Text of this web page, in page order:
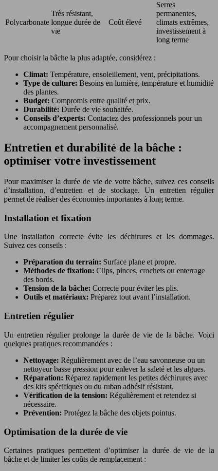
Polycarbonate
Très résistant,
longue durée de
vie
Coût élevé
Serres
permanentes,
climats extrêmes,
investissement à
long terme
Pour choisir la bâche la plus adaptée, considérez :
Climat: Température, ensoleillement, vent, précipitations.
Type de culture: Besoins en lumière, température et humidité
des plantes.
Budget: Compromis entre qualité et prix.
Durabilité: Durée de vie souhaitée.
Conseils d’experts: Contactez des professionnels pour un
accompagnement personnalisé.
Entretien et durabilité de la bâche :
optimiser votre investissement
Pour maximiser la durée de vie de votre bâche, suivez ces conseils
d’installation, d’entretien et de stockage. Un entretien régulier
permet de réaliser des économies importantes à long terme.
Installation et fixation
Une installation correcte évite les déchirures et les dommages.
Suivez ces conseils :
Préparation du terrain: Surface plane et propre.
Méthodes de fixation: Clips, pinces, crochets ou enterrage
des bords.
Tension de la bâche: Correcte pour éviter les plis.
Outils et matériaux: Préparez tout avant l’installation.
Entretien régulier
Un entretien régulier prolonge la durée de vie de la bâche. Voici
quelques pratiques recommandées :
Nettoyage: Régulièrement avec de l’eau savonneuse ou un
nettoyeur basse pression pour enlever la saleté et les algues.
Réparation: Réparez rapidement les petites déchirures avec
des kits spécifiques ou du ruban adhésif résistant.
Vérification de la tension: Régulièrement et retendez si
nécessaire.
Prévention: Protégez la bâche des objets pointus.
Optimisation de la durée de vie
Certaines pratiques permettent d’optimiser la durée de vie de la
bâche et de limiter les coûts de remplacement :